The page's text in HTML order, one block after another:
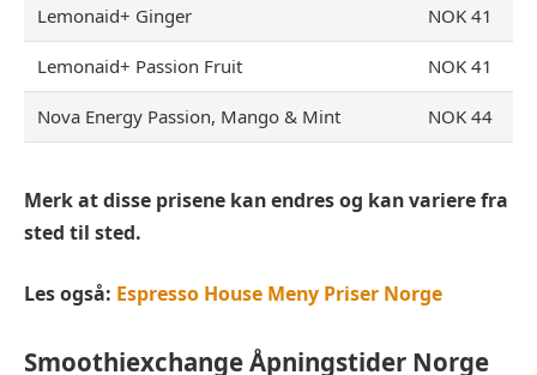
Lemonaid+ Ginger NOK 41
Lemonaid+ Passion Fruit NOK 41
Nova Energy Passion, Mango & Mint NOK 44
Merk at disse prisene kan endres og kan variere fra
sted til sted.
Les også: Espresso House Meny Priser Norge
SmoothiexchangeÅpningstider Norge